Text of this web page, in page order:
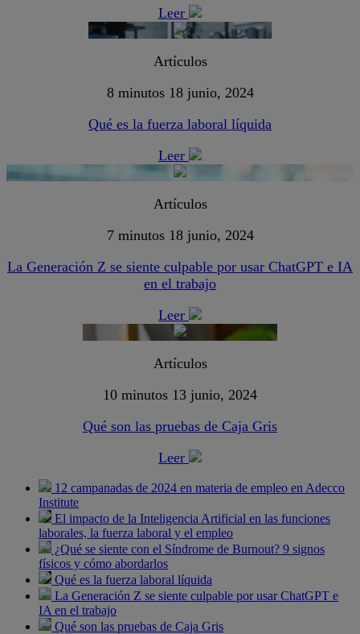
Leer
Artículos
8 minutos 18 junio, 2024
Qué es la fuerza laboral líquida
Leer
Artículos
7 minutos 18 junio, 2024
La Generación Z se siente culpable por usar ChatGPT e IA
en el trabajo
Leer
Artículos
10 minutos 13 junio, 2024
Qué son las pruebas de Caja Gris
Leer
12 campanadas de 2024 en materia de empleo en Adecco
Institute
El impacto de la Inteligencia Artificial en las funciones
laborales, la fuerza laboral y el empleo
¿Qué se siente con el Síndrome de Burnout? 9 signos
físicos y cómo abordarlos
Qué es la fuerza laboral líquida
La Generación Z se siente culpable por usar ChatGPT e
IA en el trabajo
Qué son las pruebas de Caja Gris